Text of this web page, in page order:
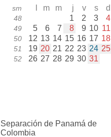
sm m m j v s d
48 1 2 3 4
49 5 6 7 8 9 10 11
50 12 13 14 15 16 17 18
51 19 20 21 22 23 24 25
52 26 27 28 29 30 31
Separación de Panamá de
Colombia